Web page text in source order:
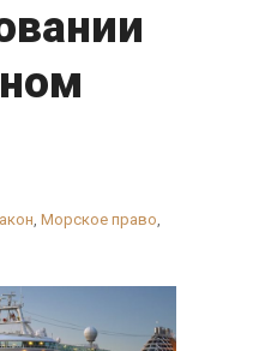
, Морское право,